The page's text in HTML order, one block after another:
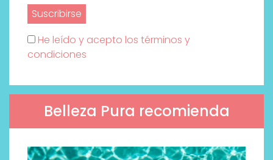
He leído y acepto los términos y
condiciones
Belleza Pura recomienda